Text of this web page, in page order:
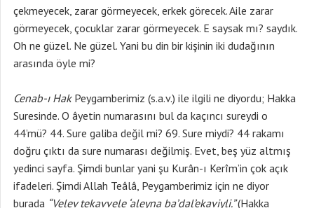
çekmeyecek, zarar görmeyecek, erkek görecek. Aile zarar
görmeyecek, çocuklar zarar görmeyecek. E saysak mı? saydık.
Oh ne güzel. Ne güzel. Yani bu din bir kişinin iki dudağının
arasında öyle mi?
Cenab-ı Hak Peygamberimiz (s.a.v.) ile ilgili ne diyordu; Hakka
Suresinde. O âyetin numarasını bul da kaçıncı sureydi o
44’mü? 44. Sure galiba değil mi? 69. Sure miydi? 44 rakamı
doğru çıktı da sure numarası değilmiş. Evet, beş yüz altmış
yedinci sayfa. Şimdi bunlar yani şu Kurân-ı Kerîm’in çok açık
ifadeleri. Şimdi Allah Teâlâ, Peygamberimiz için ne diyor
burada “Velev tekavvele ‘aleyna ba’dal’ekaviyli.”(Hakka